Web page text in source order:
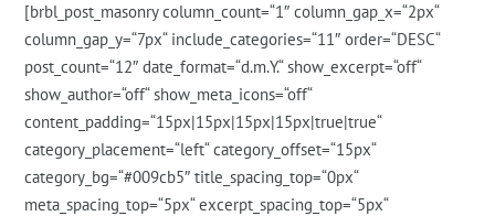
[brbl_post_masonry column_count=“1″ column_gap_x=“2px“
column_gap_y=“7px“ include_categories=“11″ order=“DESC“
post_count=“12″ date_format=“d.m.Y.“ show_excerpt=“off“
show_author=“off“ show_meta_icons=“off“
content_padding=“15px|15px|15px|15px|true|true“
category_placement=“left“ category_offset=“15px“
category_bg=“#009cb5″ title_spacing_top=“0px“
meta_spacing_top=“5px“ excerpt_spacing_top=“5px“